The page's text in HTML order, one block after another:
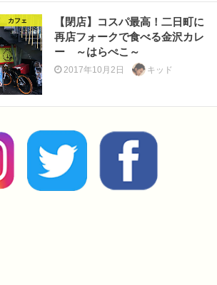
カフェ
【閉店】コスパ最高！二日町に
再店フォークで食べる金沢カレ
ー ～はらぺこ～
2017年10月2日 キッド